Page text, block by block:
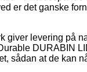
er det ganske
giver levering på
DURABIN
sådan at de kan